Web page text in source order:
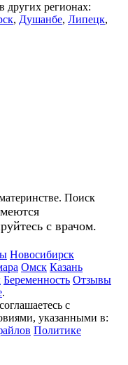
других регионах:
, Душанбе, Липецк,
Поиск
с врачом.
Новосибирск
Омск Казань
Беременность Отзывы
.
с
указанными в:
Политике